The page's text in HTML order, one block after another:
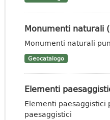
Monumenti naturali
Monumenti naturali
Geocatalogo
Elementi
Elementi
paesaggistici